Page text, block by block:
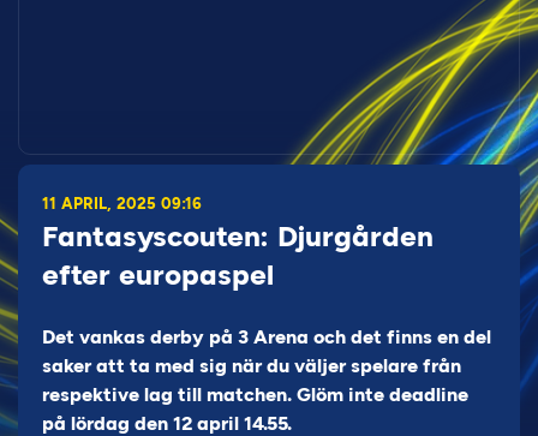
11 APRIL, 2025 09:16
Fantasyscouten: Djurgården
efter europaspel
Det vankas derby på 3 Arena och det finns en del
saker att ta med sig när du väljer spelare från
respektive lag till matchen. Glöm inte deadline
på lördag den 12 april 14.55.